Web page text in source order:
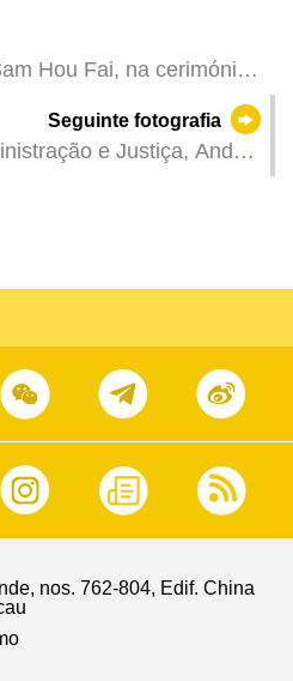
Hou Fai, na cerimónia
de Macau da Federação
Mesa (ITTF) 2025.
Seguinte fotografia
e Justiça, André
nos. 762-804, Edif. China